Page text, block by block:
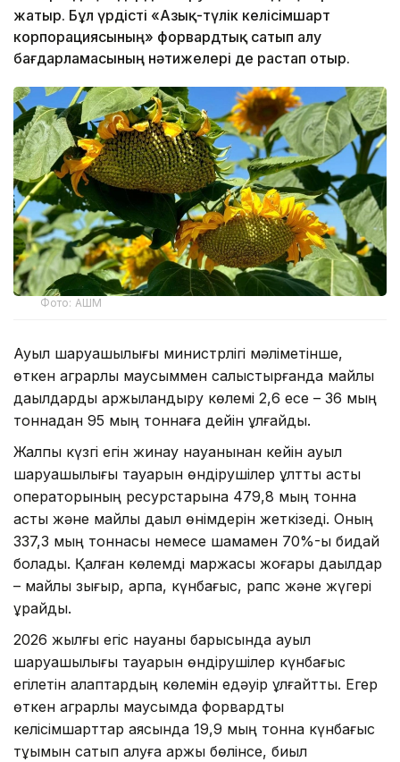
жатыр. Бұл үрдісті «Азық-түлік келісімшарт
корпорациясының» форвардтық сатып алу
бағдарламасының нәтижелері де растап отыр.
Фото: АШМ
Ауыл шаруашылығы министрлігі мәліметінше,
өткен аграрлық маусыммен салыстырғанда майлы
дақылдарды қаржыландыру көлемі 2,6 есе – 36 мың
тоннадан 95 мың тоннаға дейін ұлғайды.
Жалпы күзгі егін жинау науқанынан кейін ауыл
шаруашылығы тауарын өндірушілер ұлттық астық
операторының ресурстарына 479,8 мың тонна
астық және майлы дақыл өнімдерін жеткізеді. Оның
337,3 мың тоннасы немесе шамамен 70%-ы бидай
болады. Қалған көлемді маржасы жоғары дақылдар
– майлы зығыр, арпа, күнбағыс, рапс және жүгері
құрайды.
2026 жылғы егіс науқаны барысында ауыл
шаруашылығы тауарын өндірушілер күнбағыс
егілетін алқаптардың көлемін едәуір ұлғайтты. Егер
өткен аграрлық маусымда форвардтық
келісімшарттар аясында 19,9 мың тонна күнбағыс
тұқымын сатып алуға қаржы бөлінсе, биыл